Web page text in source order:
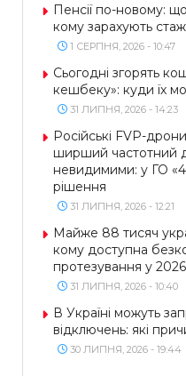
Пенсії по-новому:
кому зарахують
1 СЕРПНЯ, 2026 - 10:47
Сьогодні згорять
кешбеку»: куди їх
31 ЛИПНЯ, 2026 - 14:23
Російські FVP-
ширший частотний
невидимими: у ГО
рішення
31 ЛИПНЯ, 2026 - 12:21
Майже 88 тисяч
кому доступна
протезування у
31 ЛИПНЯ, 2026 - 10:40
В Україні можуть
відключень: які
30 ЛИПНЯ, 2026 - 19:44